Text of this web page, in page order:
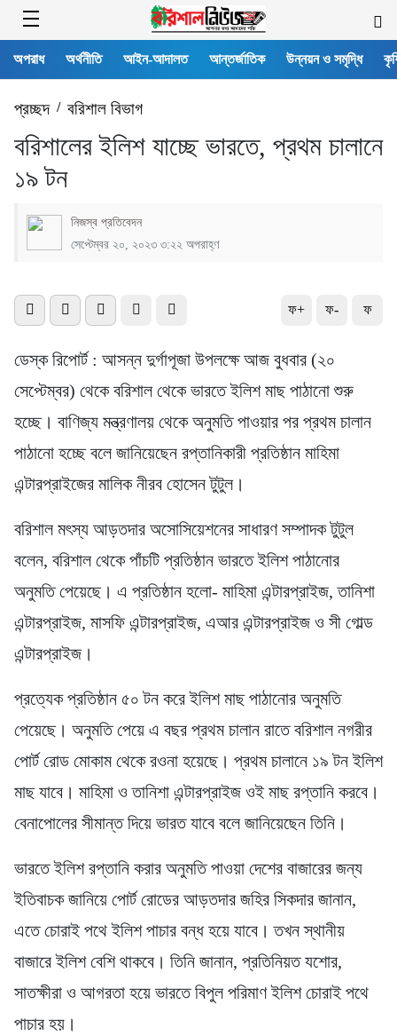
অপরাধ অর্থনীতি আইন-আদালত আন্তর্জাতিক উন্নয়ন ও সমৃদ্ধি
প্রচ্ছদ/ বরিশাল বিভাগ
বরিশালের ইলিশ যাচ্ছে ভারতে, প্রথম চালানে
১৯ টন
নিজস্ব প্রতিবেদন
সেপ্টেম্বর ২০, ২০২৩ ৩:২২ অপরাহ্ণ
ফ+ ফ- ফ
ডেস্ক রিপোর্ট : আসন্ন দুর্গাপূজা উপলক্ষে আজ বুধবার (২০
সেপ্টেম্বর) থেকে বরিশাল থেকে ভারতে ইলিশ মাছ পাঠানো শুরু
হচ্ছে। বাণিজ্য মন্ত্রণালয় থেকে অনুমতি পাওয়ার পর প্রথম চালান
পাঠানো হচ্ছে বলে জানিয়েছেন রপ্তানিকারী প্রতিষ্ঠান মাহিমা
এন্টারপ্রাইজের মালিক নীরব হোসেন টুটুল।
বরিশাল মৎস্য আড়তদার অসোসিয়েশনের সাধারণ সম্পাদক টুটুল
বলেন, বরিশাল থেকে পাঁচটি প্রতিষ্ঠান ভারতে ইলিশ পাঠানোর
অনুমতি পেয়েছে। এ প্রতিষ্ঠান হলো- মাহিমা এন্টারপ্রাইজ, তানিশা
এন্টারপ্রাইজ, মাসফি এন্টারপ্রাইজ, এআর এন্টারপ্রাইজ ও সী গোল্ড
এন্টারপ্রাইজ।
প্রত্যেক প্রতিষ্ঠান ৫০ টন করে ইলিশ মাছ পাঠানোর অনুমতি
পেয়েছে। অনুমতি পেয়ে এ বছর প্রথম চালান রাতে বরিশাল নগরীর
পোর্ট রোড মোকাম থেকে রওনা হয়েছে। প্রথম চালানে ১৯ টন ইলিশ
মাছ যাবে। মাহিমা ও তানিশা এন্টারপ্রাইজ ওই মাছ রপ্তানি করবে।
বেনাপোলের সীমান্ত দিয়ে ভারত যাবে বলে জানিয়েছেন তিনি।
ভারতে ইলিশ রপ্তানি করার অনুমতি পাওয়া দেশের বাজারের জন্য
ইতিবাচক জানিয়ে পোর্ট রোডের আড়তদার জহির সিকদার জানান,
এতে চোরাই পথে ইলিশ পাচার বন্ধ হয়ে যাবে। তখন স্থানীয়
বাজারে ইলিশ বেশি থাকবে। তিনি জানান, প্রতিনিয়ত যশোর,
সাতক্ষীরা ও আগরতা হয়ে ভারতে বিপুল পরিমাণ ইলিশ চোরাই পথে
পাচার হয়।